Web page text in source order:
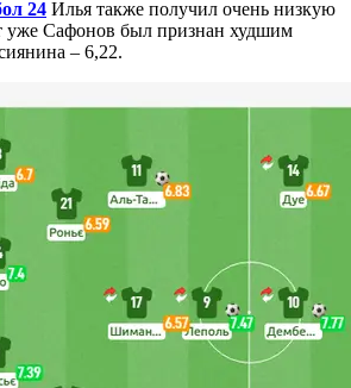
24 Илья также получил очень низкую
уже Сафонов был признан худшим
– 6,22.